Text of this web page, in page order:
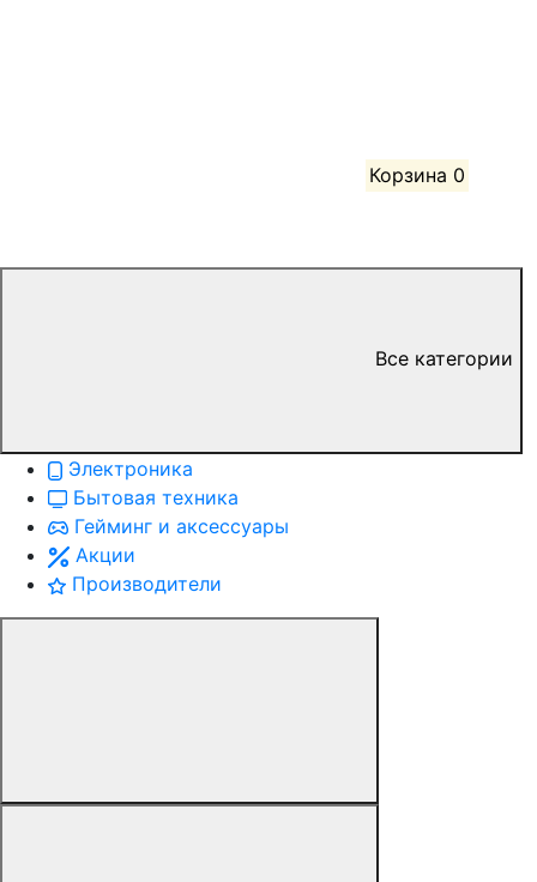
Корзина 0
Все категории
Электроника
Бытовая техника
Гейминг и аксессуары
Акции
Производители